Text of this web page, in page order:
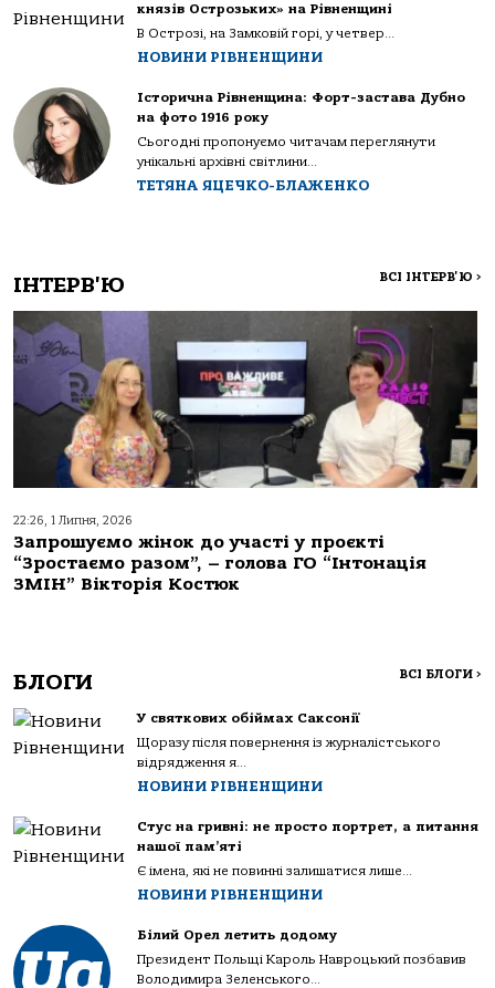
князів Острозьких» на Рівненщині
В Острозі, на Замковій горі, у четвер...
НОВИНИ РІВНЕНЩИНИ
Історична Рівненщина: Форт-застава Дубно
на фото 1916 року
Сьогодні пропонуємо читачам переглянути
унікальні архівні світлини...
ТЕТЯНА ЯЦЕЧКО-БЛАЖЕНКО
ІНТЕРВ'Ю ВСІ ІНТЕРВ'Ю >
22:26, 1 Липня, 2026
Запрошуємо жінок до участі у проєкті
“Зростаємо разом”, – голова ГО “Інтонація
ЗМІН” Вікторія Костюк
БЛОГИ ВСІ БЛОГИ >
У святкових обіймах Саксонії
Щоразу після повернення із журналістського
відрядження я...
НОВИНИ РІВНЕНЩИНИ
Стус на гривні: не просто портрет, а питання
нашої пам’яті
Є імена, які не повинні залишатися лише...
НОВИНИ РІВНЕНЩИНИ
Білий Орел летить додому
Президент Польщі Кароль Навроцький позбавив
Володимира Зеленського...